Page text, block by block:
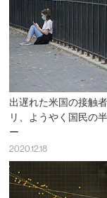
出遅れた米国の接触
リ、ようやく国民の
ー
2020.12.18